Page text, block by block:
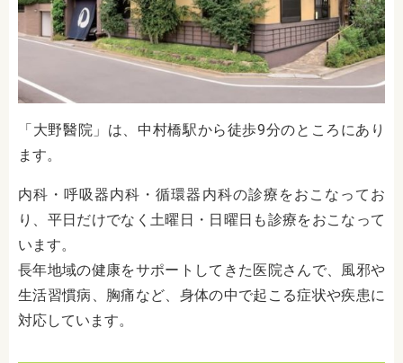
「大野醫院」は、中村橋駅から徒歩9分のところにあり
ます。
内科・呼吸器内科・循環器内科の診療をおこなってお
り、平日だけでなく土曜日・日曜日も診療をおこなって
います。
長年地域の健康をサポートしてきた医院さんで、風邪や
生活習慣病、胸痛など、身体の中で起こる症状や疾患に
対応しています。